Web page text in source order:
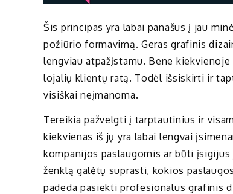
Šis principas yra labai panašus į jau
požiūrio formavimą. Geras grafinis
lengviau atpažįstamu. Bene
lojalių klientų ratą. Todėl išsiskirti ir
visiškai neįmanoma.
Tereikia pažvelgti į tarptautinius ir
kiekvienas iš jų yra labai lengvai
kompanijos paslaugomis ar būti
ženklą galėtų suprasti, kokios
padeda pasiekti profesionalus grafinis